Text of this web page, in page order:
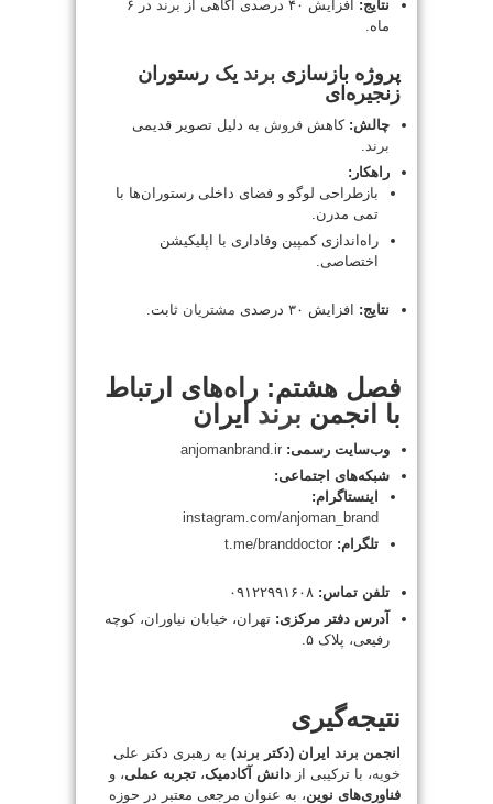
نتایج: افزایش ۴۰ درصدی آگاهی از برند
در ۶
ماه.
پروژه بازسازی برند یک رستوران
زنجیره‌ای
چالش: کاهش فروش به دلیل تصویر قدیمی
برند
راهکار:
بازطراحی لوگو و فضای داخلی رستوران‌ها با
تمی مدرن.
راه‌اندازی کمپین وفاداری با اپلیکیشن
اختصاصی.
نتایج: افزایش ۳۰ درصدی مشتریان ثابت.
فصل هشتم: راه‌های ارتباط
با انجمن برند ایران
وب‌سایت رسمی: anjomanbrand.ir
شبکه‌های اجتماعی:
اینستاگرام:
instagram.com/anjoman_brand
تلگرام: t.me/branddoctor
تلفن تماس:
آدرس دفتر مرکزی: تهران، خیابان نیاوران، کوچه
رفیعی، پلاک ۵.
نتیجه‌گیری
انجمن برند ایران (دکتر برند) به رهبری دکتر علی
خویه، با ترکیبی از دانش آکادمیک، تجربه عملی، و
فناوری‌های نوین، به عنوان مرجعی معتبر در حوزه